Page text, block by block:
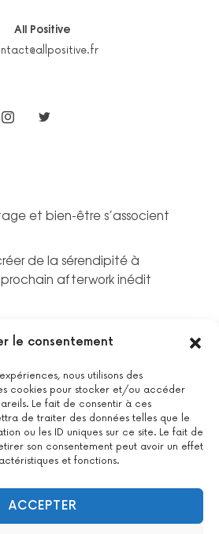
le consentement
nous utilisons des
cookies pour stocker et/ou accéder
Le fait de consentir à ces
de traiter des données telles que le
ou les ID uniques sur ce site. Le fait de
son consentement peut avoir un effet
et fonctions.
ACCEPTER
All Positive
et bien-être s’associent
de la sérendipité à
afterwork inédit
été délivrée au titre de la catégorie
de formations.Voir le certificat